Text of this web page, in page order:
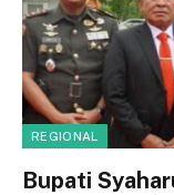
REGIONAL
Bupati